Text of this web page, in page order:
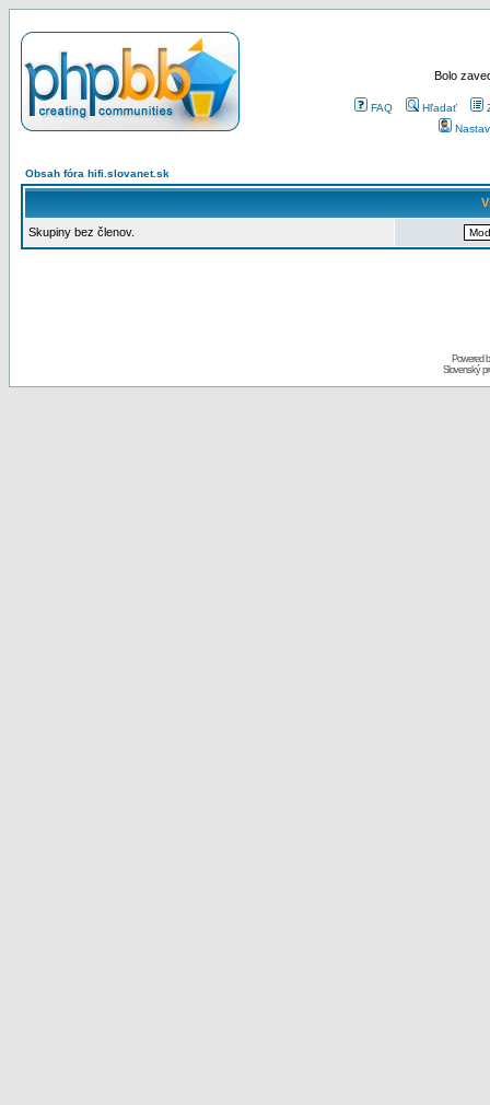
Bolo
FAQ Hľadať
Obsah fóra hifi.slovanet.sk
Skupiny bez členov.
Powered
Slovenský